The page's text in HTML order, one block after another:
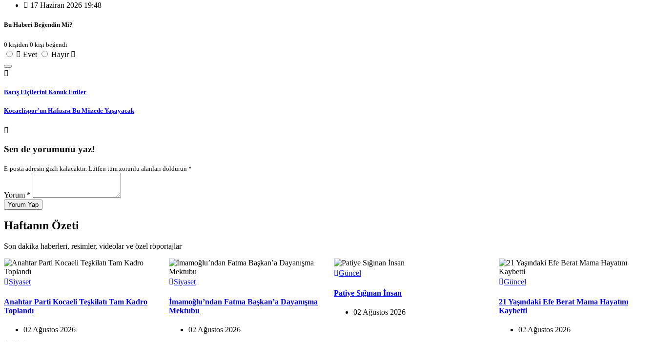
17 Haziran 2026 19:48
Bu Haberi Beğendin Mi?
0 kişiden 0 kişi beğendi
Evet Hayır
Barış Elçilerini Konuk Ettiler
Kocaelispor’un Hafızası Bu Müzede Yaşayacak
Sen de yorumunu yaz!
E-posta adresin gizli kalacaktır. Lütfen tüm zorunlu alanları doldurun *
Yorum *
Yorum Yap
Haftanın Özeti
Son dakika haberleri, resimler, videolar ve özel röportajlar
Siyaset
Anahtar Parti Kocaeli Teşkilatı Tam Kadro
Toplandı
02 Ağustos 2026
Siyaset
İmamoğlu’ndan Fatma Başkan’a Dayanışma
Mektubu
02 Ağustos 2026
Güncel
Patiye Sığınan İnsan
02 Ağustos 2026
Güncel
21 Yaşındaki Efe Berat Mama Hayatını
Kaybetti
02 Ağustos 2026